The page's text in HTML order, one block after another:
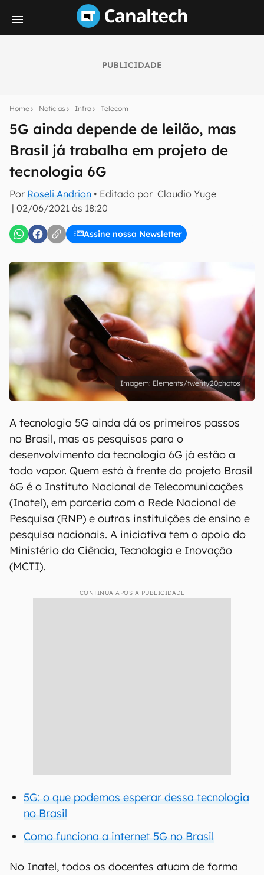
PUBLICIDADE
Home Notícias Infra Telecom
5G ainda depende de leilão, mas
Brasil já trabalha em projeto de
tecnologia 6G
Por Roseli Andrion • Editado por Claudio Yuge
| 02/06/2021 às 18:20
Assine nossa Newsletter
notícias e reviews sobre tecnologia em primeira
mão.
E-mail
inscreva-se
Confirmo que li, aceito e concordo com os Termos de
Uso e Política de Privacidade do Canaltech.
Elements/twenty20photos
A tecnologia 5G ainda dá os primeiros passos
no Brasil, mas as pesquisas para o
desenvolvimento da tecnologia 6G já estão a
todo vapor. Quem está à frente do projeto Brasil
6G é o Instituto Nacional de Telecomunicações
(Inatel), em parceria com a Rede Nacional de
Pesquisa (RNP) e outras instituições de ensino e
pesquisa nacionais. A iniciativa tem o apoio do
Ministério da Ciência, Tecnologia e Inovação
(MCTI).
CONTINUA APÓS A PUBLICIDADE
5G: o que podemos esperar dessa tecnologia
no Brasil
Como funciona a internet 5G no Brasil
No Inatel, todos os docentes atuam de forma